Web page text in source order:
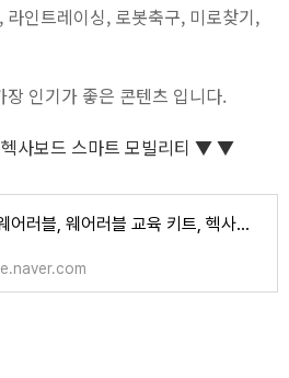
인트레이싱, 로봇축구, 미로찾기,
인기가 좋은 콘텐츠 입니다.
사보드 스마트 모빌리티 ▼▼
헥사보드 웨어러블, 웨어러블 교육 키트, 헥사보드 스마트워치 : 메이크잇나우